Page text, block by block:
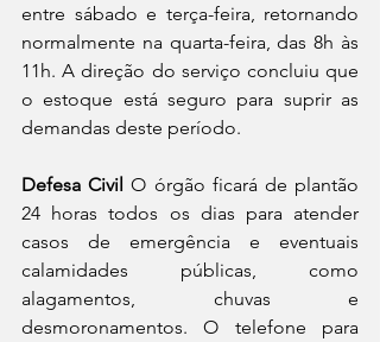
entre sábado e terça-feira, retornando
normalmente na quarta-feira, das 8h às
11h. A direção do serviço concluiu que
o estoque está seguro para suprir as
demandas deste período.
Defesa Civil O órgão ficará de plantão
24 horas todos os dias para atender
casos de emergência e eventuais
calamidades públicas, como
alagamentos, chuvas e
desmoronamentos. O telefone para